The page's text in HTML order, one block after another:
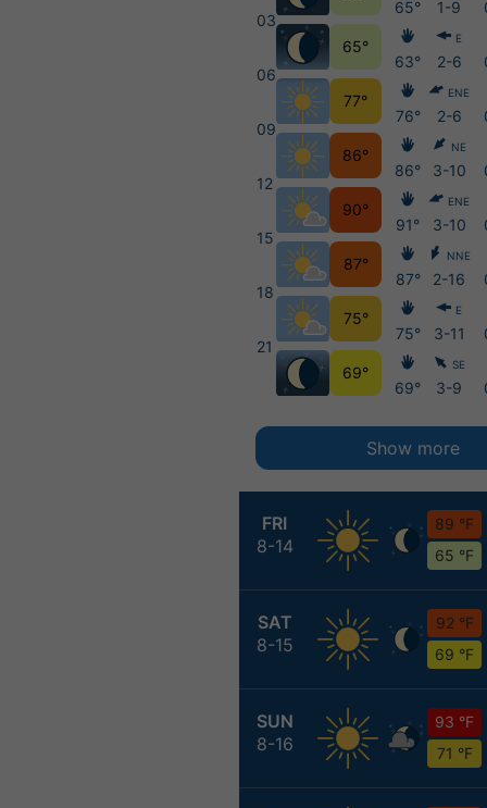
FRI
8-14
89 °F
65 °F
SAT
8-15
92 °F
69 °F
SUN
8-16
93 °F
71 °F
03
06
09
12
15
18
21
65°
77°
86°
90°
87°
75°
69°
65°
63°
76°
86°
91°
87°
75°
69°
1-9
E
2-6
ENE
2-6
NE
3-10
ENE
3-10
NNE
2-16
E
3-11
SE
3-9
Show more